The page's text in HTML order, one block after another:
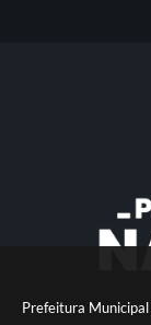
Prefeitura Municipal